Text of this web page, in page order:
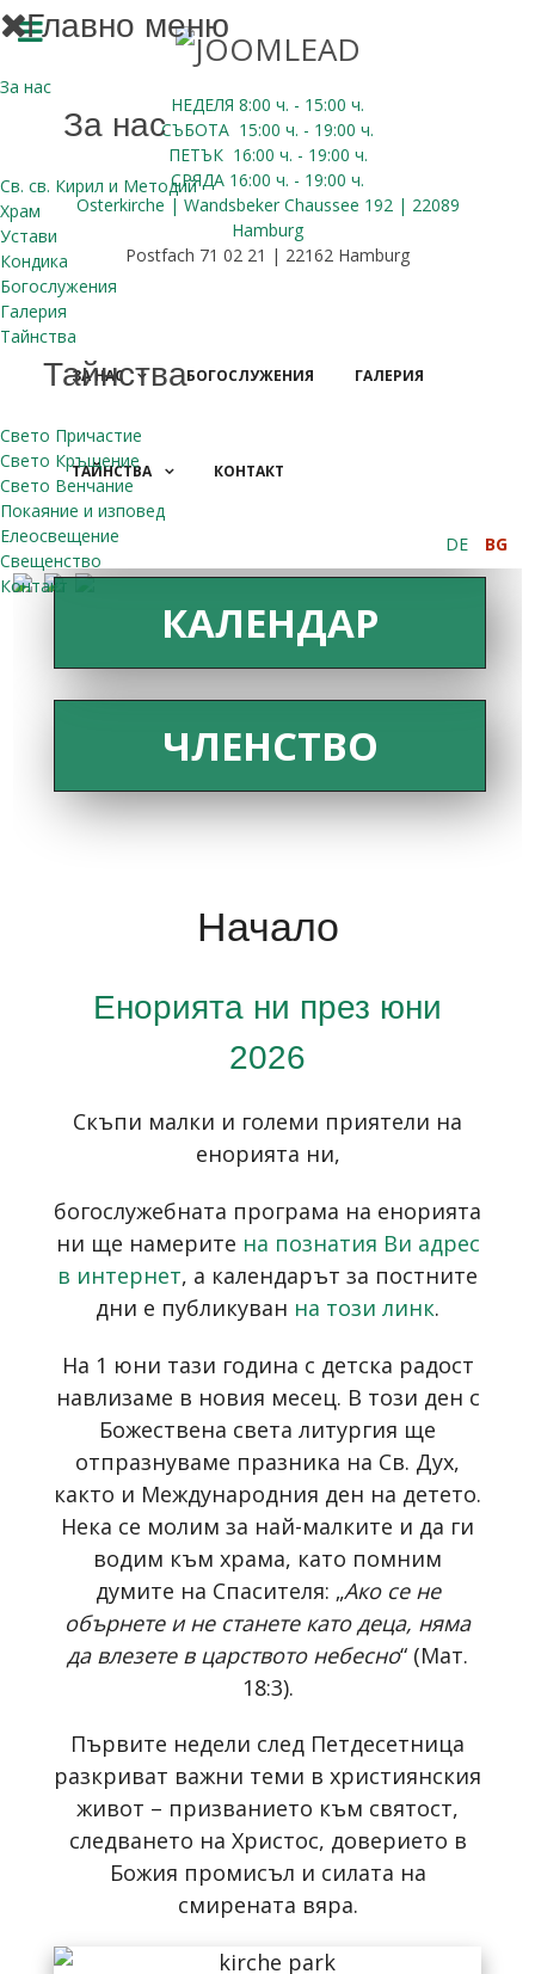
НЕДЕЛЯ 8:00 ч. - 15:00 ч.
СЪБОТА 15:00 ч. - 19:00 ч.
ПЕТЪК 16:00 ч. - 19:00 ч.
СРЯДА 16:00 ч. - 19:00 ч.
Osterkirche | Wandsbeker Chaussee 192 | 22089
Hamburg
Postfach 71 02 21 | 22162 Hamburg
Главно меню
За нас
За нас
Св. св. Кирил и Методий
Храм
Устави
Кондика
Богослужения
Галерия
Тайнства
Тайнства
Свето Причастие
Свето Кръщение
Свето Венчание
Покаяние и изповед
Елеосвещение
Свещенство
Контакт
ЗА НАС БОГОСЛУЖЕНИЯ ГАЛЕРИЯ
ТАЙНСТВА КОНТАКТ
DE BG
КАЛЕНДАР
ЧЛЕНСТВО
Начало
Енорията ни през юни
2026
Скъпи малки и големи приятели на
енорията ни,
богослужебната програма на енорията
ни ще намерите на познатия Ви адрес
в интернет, а календарът за постните
дни е публикуван на този линк.
На 1 юни тази година с детска радост
навлизаме в новия месец. В този ден с
Божествена света литургия ще
отпразнуваме празника на Св. Дух,
както и Международния ден на детето.
Нека се молим за най-малките и да ги
водим към храма, като помним
думите на Спасителя: „Ако се не
обърнете и не станете като деца, няма
да влезете в царството небесно“ (Мат.
18:3).
Първите недели след Петдесетница
разкриват важни теми в християнския
живот – призванието към святост,
следването на Христос, доверието в
Божия промисъл и силата на
смирената вяра.